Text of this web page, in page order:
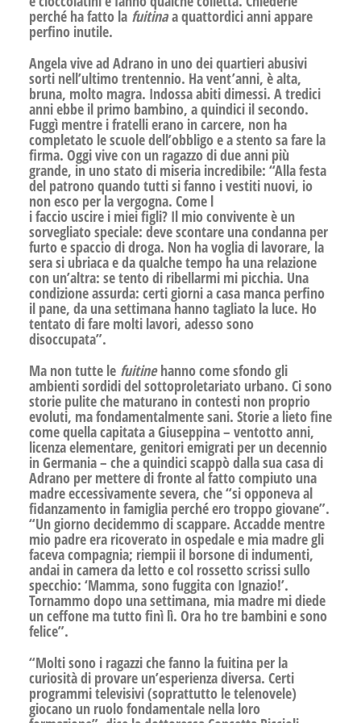
perché ha fatto la fuitinaa quattordici anni appare
perfino inutile.
Angela vive ad Adrano in uno dei quartieri abusivi
sorti nell’ultimo trentennio. Ha vent’anni, è alta,
bruna, molto magra. Indossa abiti dimessi. A tredici
anni ebbe il primo bambino, a quindici il secondo.
Fuggì mentre i fratelli erano in carcere, non ha
completato le scuole dell’obbligo e a stento sa fare la
firma. Oggi vive con un ragazzo di due anni più
grande, in uno stato di miseria incredibile: “Alla festa
del patrono quando tutti si fanno i vestiti nuovi, io
non esco per la vergogna. Come l
i faccio uscire i miei figli? Il mio convivente è un
sorvegliato speciale: deve scontare una condanna per
furto e spaccio di droga. Non ha voglia di lavorare, la
sera si ubriaca e da qualche tempo ha una relazione
con un’altra: se tento di ribellarmi mi picchia. Una
condizione assurda: certi giorni a casa manca perfino
il pane, da una settimana hanno tagliato la luce. Ho
tentato di fare molti lavori, adesso sono
disoccupata”.
Ma non tutte le fuitinehanno come sfondo gli
ambienti sordidi del sottoproletariato urbano. Ci sono
storie pulite che maturano in contesti non proprio
evoluti, ma fondamentalmente sani. Storie a lieto fine
come quella capitata a Giuseppina – ventotto anni,
licenza elementare, genitori emigrati per un decennio
in Germania – che a quindici scappò dalla sua casa di
Adrano per mettere di fronte al fatto compiuto una
madre eccessivamente severa, che “si opponeva al
fidanzamento in famiglia perché ero troppo giovane”.
“Un giorno decidemmo di scappare. Accadde mentre
mio padre era ricoverato in ospedale e mia madre gli
faceva compagnia; riempii il borsone di indumenti,
andai in camera da letto e col rossetto scrissi sullo
specchio: ‘Mamma, sono fuggita con Ignazio!’.
Tornammo dopo una settimana, mia madre mi diede
un ceffone ma tutto finì lì. Ora ho tre bambini e sono
felice”.
“Molti sono i ragazzi che fanno la fuitina per la
curiosità di provare un’esperienza diversa. Certi
programmi televisivi (soprattutto le telenovele)
giocano un ruolo fondamentale nella loro